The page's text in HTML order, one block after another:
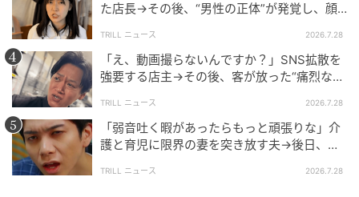
た店長→その後、“男性の正体”が発覚し、顔
TRILL ニュース 2026.7.28
「え、動画撮らないんですか？」SNS拡散を
強要する店主→その後、客が放った“痛烈な一
TRILL ニュース 2026.7.28
「弱音吐く暇があったらもっと頑張りな」介
護と育児に限界の妻を突き放す夫→後日、妻
た」【短尺ドラマ】
TRILL ニュース 2026.7.28